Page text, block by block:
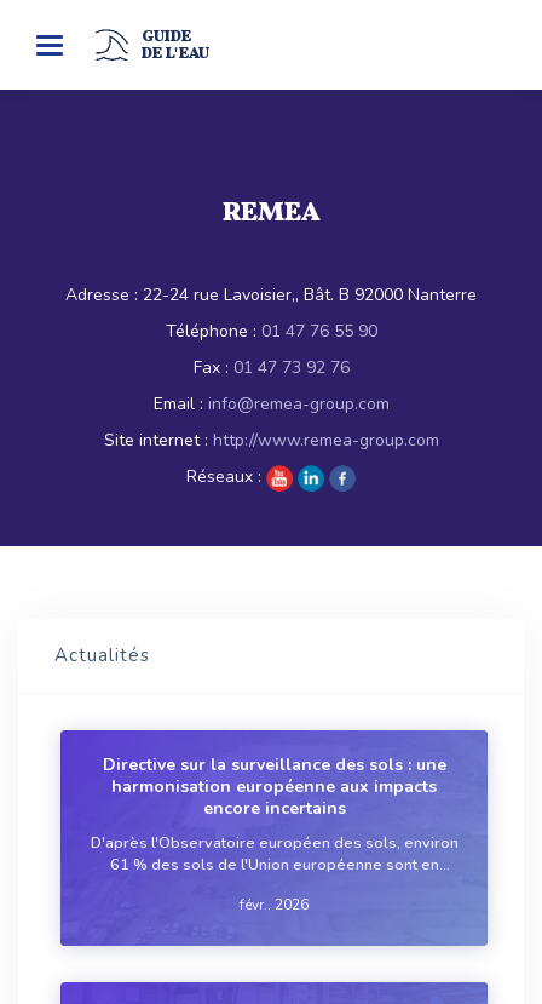
Toggle
GUIDE
DE L'EAU
REMEA
Adresse : 22-24 rue Lavoisier,, Bât. B 92000 Nanterre
Téléphone : 01 47 76 55 90
Fax : 01 47 73 92 76
Email : info@remea-group.com
Site internet : http://www.remea-group.com
Réseaux :
Actualités
Directive sur la surveillance des sols : une
harmonisation européenne aux impacts
encore incertains
D'après l'Observatoire européen des sols, environ
61 % des sols de l'Union européenne sont en
pourtant en réalité être une sous-estimation de la
févr.. 2026